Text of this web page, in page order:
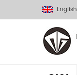
English